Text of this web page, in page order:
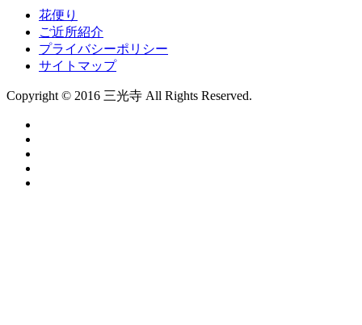
花便り
ご近所紹介
プライバシーポリシー
サイトマップ
Copyright © 2016 三光寺 All Rights Reserved.